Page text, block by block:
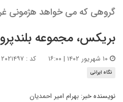
گروهی که می خواهد هژمونی
بریکس، مجموعه
کد : ۲۰۲۱۴۹۷
نگاه ایرانی
نویسنده خبر: بهرام امیر احمدیان